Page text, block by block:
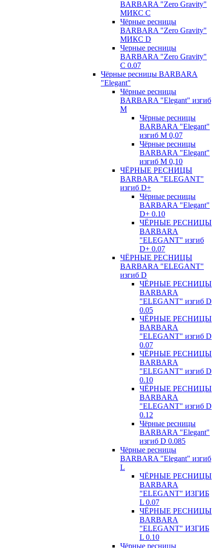
BARBARA "Zero Gravity"
МИКС C
Чёрные ресницы
BARBARA "Zero Gravity"
МИКС D
Черные ресницы
BARBARA "Zero Gravity"
С 0.07
Чёрные ресницы BARBARA
"Elegant"
Чёрные ресницы
BARBARA "Elegant" изгиб
М
Чёрные ресницы
BARBARA "Elegant"
изгиб М 0,07
Чёрные ресницы
BARBARA "Elegant"
изгиб М 0,10
ЧЁРНЫЕ РЕСНИЦЫ
BARBARA "ELEGANT"
изгиб D+
Чёрные ресницы
BARBARA "Elegant"
D+ 0.10
ЧЁРНЫЕ РЕСНИЦЫ
BARBARA
"ELEGANT" изгиб
D+ 0.07
ЧЁРНЫЕ РЕСНИЦЫ
BARBARA "ELEGANT"
изгиб D
ЧЁРНЫЕ РЕСНИЦЫ
BARBARA
"ELEGANT" изгиб D
0.05
ЧЁРНЫЕ РЕСНИЦЫ
BARBARA
"ELEGANT" изгиб D
0.07
ЧЁРНЫЕ РЕСНИЦЫ
BARBARA
"ELEGANT" изгиб D
0.10
ЧЁРНЫЕ РЕСНИЦЫ
BARBARA
"ELEGANT" изгиб D
0.12
Чёрные ресницы
BARBARA "Elegant"
изгиб D 0.085
Чёрные ресницы
BARBARA "Elegant" изгиб
L
ЧЁРНЫЕ РЕСНИЦЫ
BARBARA
"ELEGANT" ИЗГИБ
L 0.07
ЧЁРНЫЕ РЕСНИЦЫ
BARBARA
"ELEGANT" ИЗГИБ
L 0.10
Чёрные ресницы